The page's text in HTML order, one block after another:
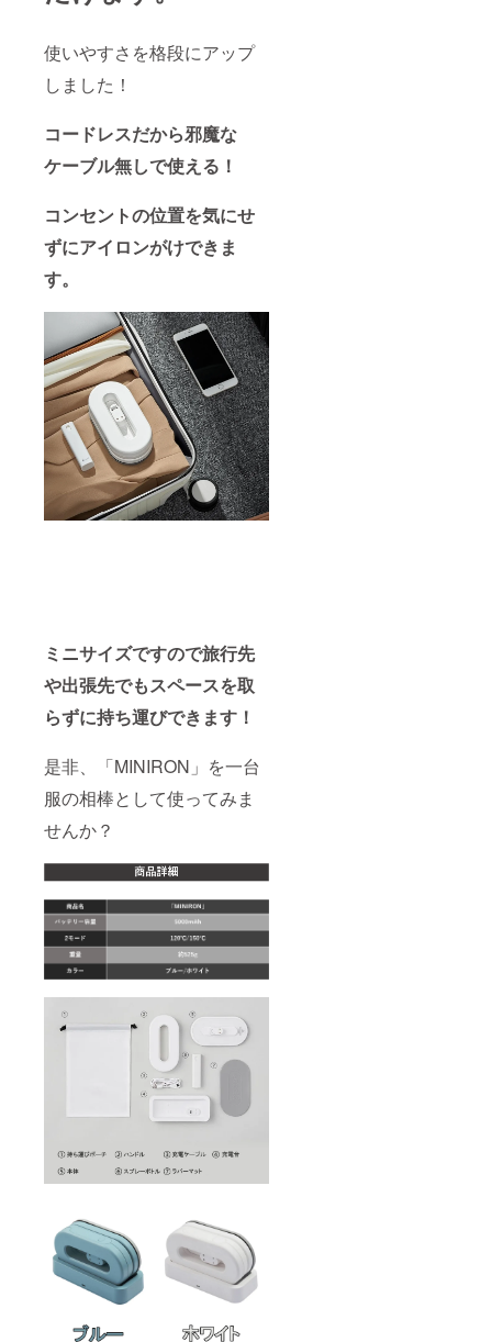
使いやすさを格段にアップ
しました！
コードレスだから邪魔な
ケーブル無しで使える！
コンセントの位置を気にせ
ずにアイロンがけできま
す。
ミニサイズですので旅行先
や出張先でもスペースを取
らずに持ち運びできます！
是非、「MINIRON」を一台
服の相棒として使ってみま
せんか？